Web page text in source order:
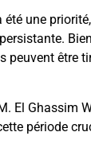
une
être
El Ghassim
période